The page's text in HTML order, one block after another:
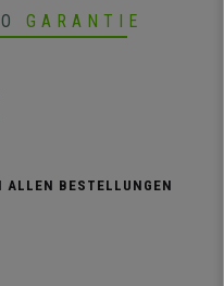
GARANTIE
ALLEN BESTELLUNGEN